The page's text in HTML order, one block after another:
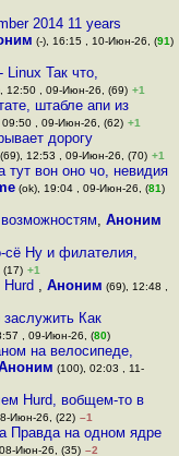
2014 11 years
(-), 16:15 , 10-Июн-26, (91)
Linux Так что,
12:50 , 09-Июн-26, (69) +1
штабле апи из
09:50 , 09-Июн-26, (62) +1
дорогу
(69), 12:53 , 09-Июн-26, (70) +1
тут вон оно чо, невидия
(ok), 19:04 , 09-Июн-26, (81)
, Аноним
сё Ну и филателия,
+1
, Аноним (69), 12:48 ,
Как
, 09-Июн-26, (80)
на велосипеде,
(100), 02:03 , 11-
Hurd, вобщем-то в
Июн-26, (22) –1
Правда на одном ядре
Июн-26, (35) –2